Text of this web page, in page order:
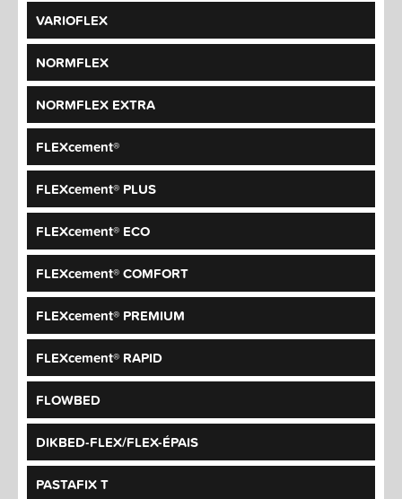
VARIOFLEX
NORMFLEX
NORMFLEX EXTRA
FLEXcement®
FLEXcement® PLUS
FLEXcement® ECO
FLEXcement® COMFORT
FLEXcement® PREMIUM
FLEXcement® RAPID
FLOWBED
DIKBED-FLEX/FLEX-ÉPAIS
PASTAFIX T